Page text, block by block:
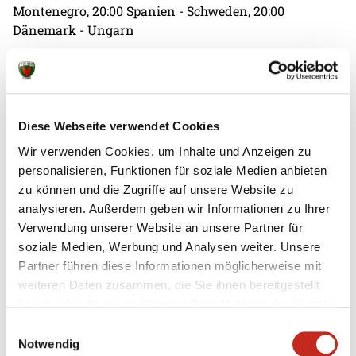
Diese Webseite verwendet Cookies
Wir verwenden Cookies, um Inhalte und Anzeigen zu
personalisieren, Funktionen für soziale Medien anbieten
zu können und die Zugriffe auf unsere Website zu
analysieren. Außerdem geben wir Informationen zu Ihrer
Verwendung unserer Website an unsere Partner für
soziale Medien, Werbung und Analysen weiter. Unsere
Partner führen diese Informationen möglicherweise mit
weiteren Daten zusammen, die Sie ihnen bereitgestellt
Notwendig
Montenegro, 20:00 Spanien - Schweden, 20:00
Dänemark - Ungarn
Weitere News
Erster Gradmesser gegen Topteam aus